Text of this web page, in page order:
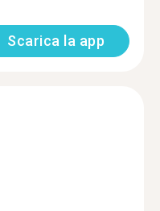
Scarica la app